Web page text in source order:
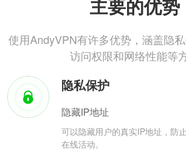
主要的优势
使用AndyVPN有许多优势，涵盖隐私
访问权限和网络性能等
隐私保护
隐藏IP地址
可以隐藏用户的真实IP地址，防
在线活动。